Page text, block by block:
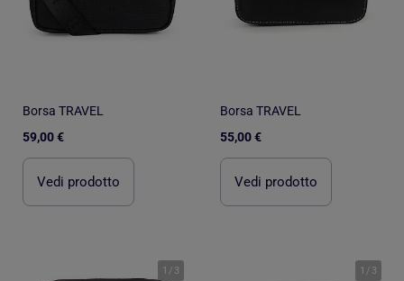
Borsa TRAVEL
59,00 €
Vedi prodotto
Borsa TRAVEL
55,00 €
Vedi prodotto
1 / 3 1 / 3